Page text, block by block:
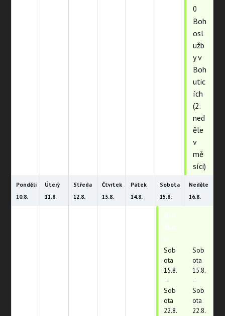
0
Boh
osl
užb
y v
Boh
utic
ích
(2.
ned
ěle
v
mě
síci)
Pondělí
10.8.
Úterý
11.8.
Středa
12.8.
Čtvrtek
13.8.
Pátek
14.8.
Sobota
15.8.
Sob
ota
15.8.
–
Sob
ota
22.8.
Neděle
16.8.
Sob
ota
15.8.
–
Sob
ota
22.8.